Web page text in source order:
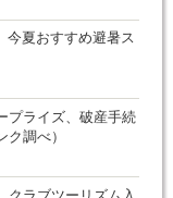
今夏おすすめ避暑ス
プライズ、破産手続
調べ）